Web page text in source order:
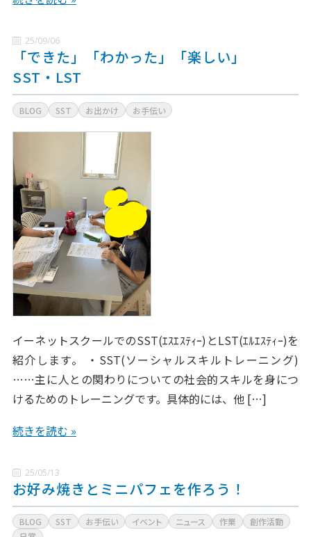
25/09/06
「できた」「わかった」「楽しい」
SST・LST
BLOG SST お出かけ お手伝い
イーネットスクールでのSST(ｴｽｴｽﾃｨｰ)とLST(ｴﾙｴｽﾃｨｰ)を
紹介します。 ・SST(ソーシャルスキルトレーニング)
……主に人との関わりについての社会的スキルを身につ
けるためのトレーニングです。具体的には、他 […]
続きを読む »
25/05/13
お好み焼きとミニパフェを作ろう！
BLOG SST お手伝い イベント ニュース 作業
創作活動